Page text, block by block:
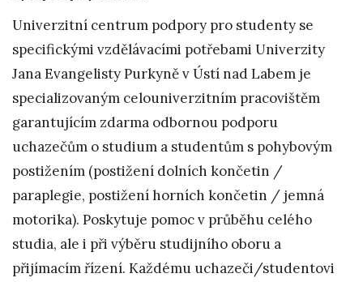
Univerzitní centrum podpory pro studenty se
specifickými vzdělávacími potřebami Univerzity
Jana Evangelisty Purkyně v Ústí nad Labem je
specializovaným celouniverzitním pracovištěm
garantujícím zdarma odbornou podporu
uchazečům o studium a studentům s pohybovým
postižením (postižení dolních končetin /
paraplegie, postižení horních končetin / jemná
motorika). Poskytuje pomoc v průběhu celého
studia, ale i při výběru studijního oboru a
přijímacím řízení. Každému uchazeči/studentovi